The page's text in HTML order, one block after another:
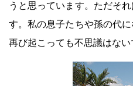
うと思っています。ただそ
す。私の息子たちや孫の代
再び起こっても不思議はない